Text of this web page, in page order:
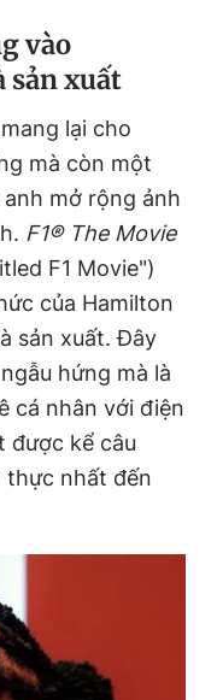
vào
sản xuất
lại cho
mà còn một
mở rộng ảnh
F1® The Movie
F1 Movie")
của Hamilton
sản xuất. Đây
hứng mà là
cá nhân với điện
được kể câu
thực nhất đến